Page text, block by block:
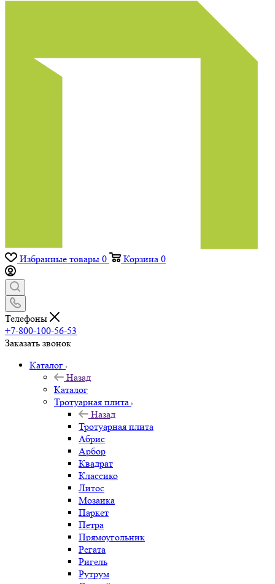
Избранные товары 0 Корзина 0
Телефоны
+7-800-100-56-53
Заказать звонок
Каталог
Назад
Каталог
Тротуарная плита
Назад
Тротуарная плита
Абрис
Арбор
Квадрат
Классико
Литос
Мозаика
Паркет
Петра
Прямоугольник
Регата
Ригель
Рутрум